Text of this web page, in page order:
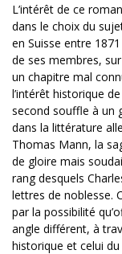
L’intérêt de ce
dans le choix du
en Suisse entre
de ses membres,
un chapitre mal
l’intérêt historique
second souffle à un
dans la littérature
Thomas Mann, la
de gloire mais
rang desquels
lettres de noblesse.
par la possibilité
angle différent, à
historique et celui